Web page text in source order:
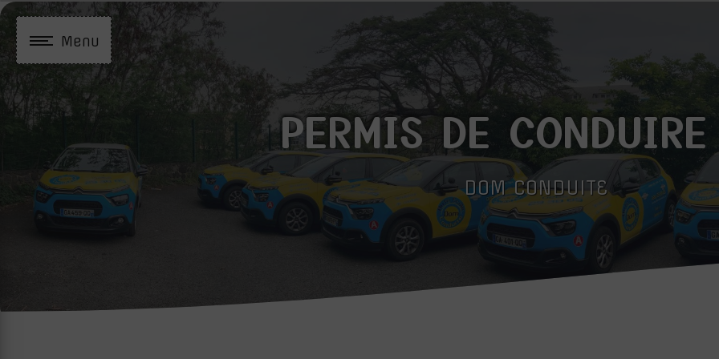
Menu
PERMIS DE
DOM CONDUITE
Panneau de gestion des cookies